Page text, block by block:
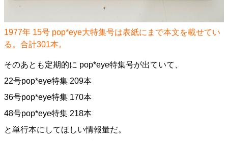
1977年 15号 pop*eye大特集号は表紙にまで本文を載せてい
る。合計301本。
そのあとも定期的に pop*eye特集号が出ていて、
22号pop*eye特集 209本
36号pop*eye特集 170本
48号pop*eye特集 218本
と単行本にしてほしい情報量だ。